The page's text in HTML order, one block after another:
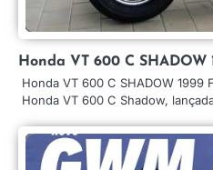
Honda VT 600 C SHADOW
Honda VT 600 C SHADOW 1999
Honda VT 600 C Shadow,